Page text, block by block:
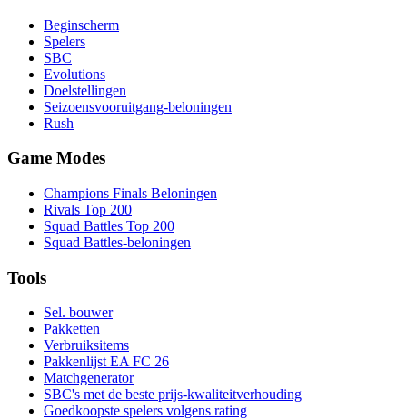
Beginscherm
Spelers
SBC
Evolutions
Doelstellingen
Seizoensvooruitgang-beloningen
Rush
Game Modes
Champions Finals Beloningen
Rivals Top 200
Squad Battles Top 200
Squad Battles-beloningen
Tools
Sel. bouwer
Pakketten
Verbruiksitems
Pakkenlijst EA FC 26
Matchgenerator
SBC's met de beste prijs-kwaliteitverhouding
Goedkoopste spelers volgens rating